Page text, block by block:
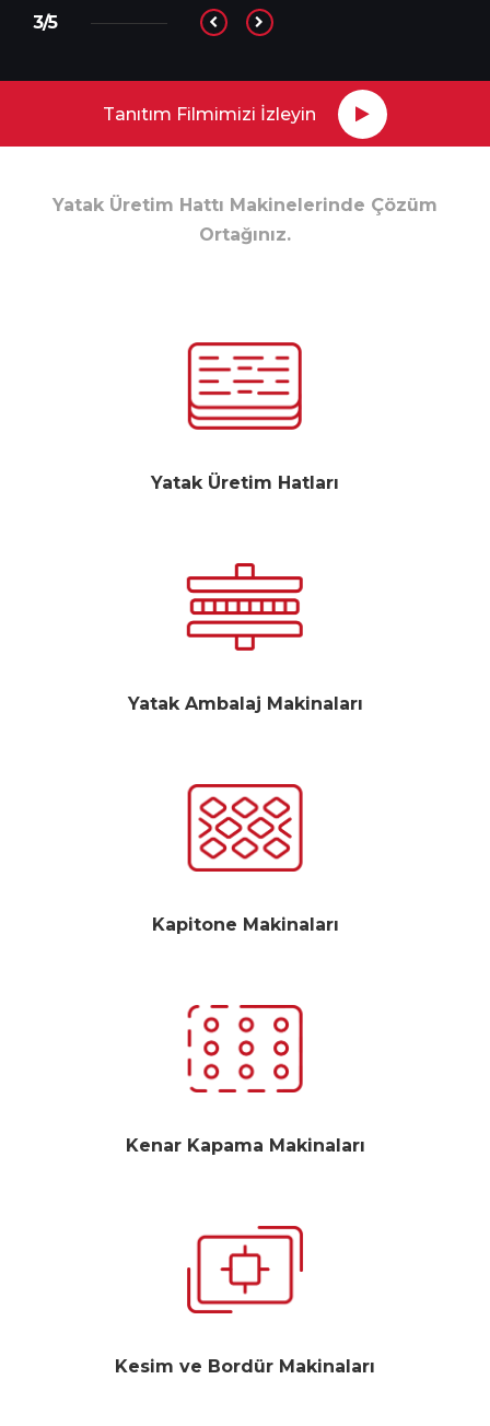
Tanıtım Filmimizi İzleyin
4/5
Yatak Üretim Hattı Makinelerinde Çözüm
Ortağınız.
Yatak Üretim Hatları
Yatak Ambalaj Makinaları
Kapitone Makinaları
Kenar Kapama Makinaları
Kesim ve Bordür Makinaları